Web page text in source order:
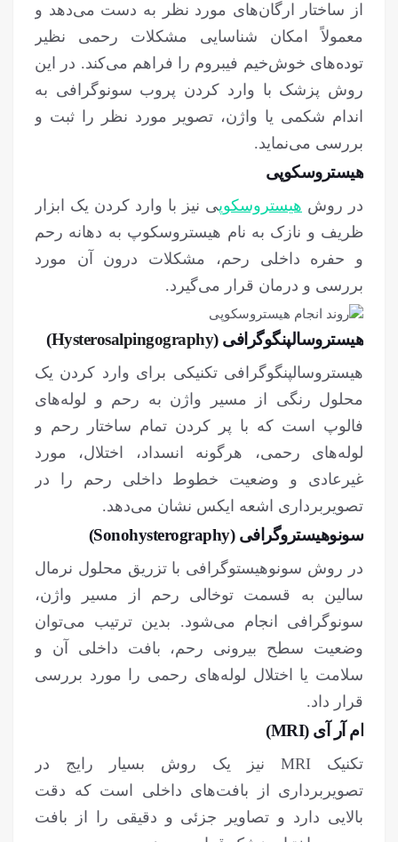
از ساختار ارگان‌های مورد نظر به دست می‌دهد و
معمولاً امکان شناسایی مشکلات رحمی نظیر
توده‌های خوش‌خیم فیبروم را فراهم می‌کند. در این
روش پزشک با وارد کردن پروب سونوگرافی به
اندام شکمی یا واژن، تصویر مورد نظر را ثبت و
بررسی می‌نماید.
هیستروسکوپی
در روش هیستروسکوپی نیز با وارد کردن یک ابزار
ظریف و نازک به نام هیستروسکوپ به دهانه رحم
و حفره داخلی رحم، مشکلات درون آن مورد
بررسی و درمان قرار می‌گیرد.
هیستروسالپنگوگرافی (Hysterosalpingography
)
هیستروسالپنگوگرافی تکنیکی برای وارد کردن یک
محلول رنگی از مسیر واژن به رحم و لوله‌های
فالوپ است که با پر کردن تمام ساختار رحم و
لوله‌های رحمی، هرگونه انسداد، اختلال، مورد
غیرعادی و وضعیت خطوط داخلی رحم را در
تصویربرداری اشعه ایکس نشان می‌دهد.
سونوهیستروگرافی (Sonohysterography)
در روش سونوهیستوگرافی با تزریق محلول نرمال
سالین به قسمت توخالی رحم از مسیر واژن،
سونوگرافی انجام می‌شود. بدین ترتیب می‌توان
وضعیت سطح بیرونی رحم، بافت داخلی آن و
سلامت یا اختلال لوله‌های رحمی را مورد بررسی
قرار داد.
ام آر آی (MRI)
تکنیک MRI نیز یک روش بسیار رایج در
تصویربرداری از بافت‌های داخلی است که دقت
بالایی دارد و تصاویر جزئی و دقیقی را از بافت